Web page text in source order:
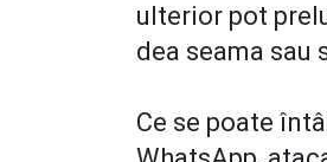
ulterior pot
dea seama sau
Ce se poate